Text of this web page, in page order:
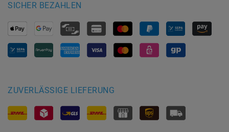
SICHER BEZAHLEN
ZUVERLÄSSIGE LIEFERUNG